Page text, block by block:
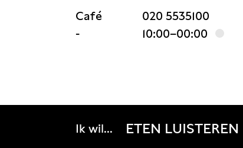
Café
020 5535100
-
10:00–00:00
Ik wil... ETEN LUISTEREN